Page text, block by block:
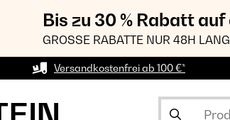
Bis zu 30 % Rabatt
GROSSE RABATTE NUR 48H
Versandkostenfrei ab 100 €*